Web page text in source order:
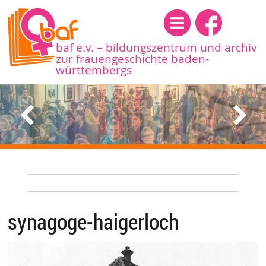
baf e.v. – bildungszentrum und archiv
zur frauengeschichte baden-
württembergs
Menü
synagoge-haigerloch